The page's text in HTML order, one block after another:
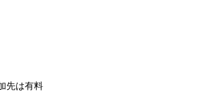
先は有料